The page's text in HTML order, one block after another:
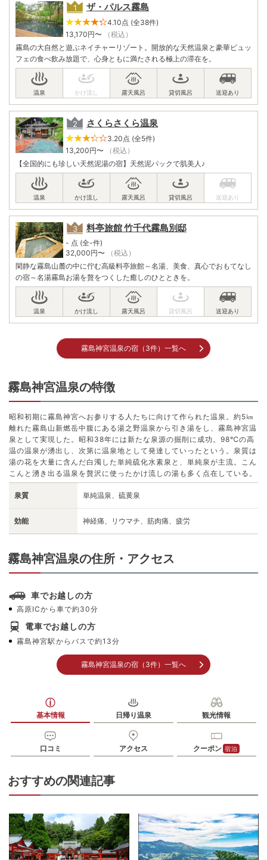
ザ・パルス霧島
4.10点 (全38件)
13,170円〜
（税込）
霧島の大自然と遊ぶネイチャーリゾート。開放的な天然温泉と豪華ビュッ
フェの食べ飲み放題で、心身ともに満たされる極上の滞在を。
さくらさくら温泉
3.20点 (全5件)
13,200円〜
（税込）
【全国的にも珍しい天然泥湯の宿】天然泥パックで肌美人♪
料亭旅館 竹千代霧島別邸
- 点 (全-件)
32,000円〜
（税込）
閑静な霧島山麓の中に佇む高級料亭旅館～名湯、美食、真心でおもてなし
の宿～名湯霧島お湯を贅をつくした癒しのひとときを。
霧島神宮温泉の宿（3件）一覧へ
霧島神宮温泉の特徴
昭和初期に霧島神宮へお参りする人たちに向けて作られた温泉。約5㎞
離れた霧島山新燃岳中腹にある湯之野温泉から引き湯をし、霧島神宮温
泉として実現した。昭和38年には新たな泉源の掘削に成功。98℃の高
温の温泉が湧出し、次第に温泉地として発達していったという。泉質は
湯の花を大量に含んだ白濁した単純硫化水素泉と、単純泉が主流。こん
こんと湧き出る温泉を贅沢に使ったかけ流しの湯も多く点在している。
泉質 単純温泉、硫黄泉
効能 神経痛、リウマチ、筋肉痛、疲労
霧島神宮温泉の住所・アクセス
車でお越しの方
高原ICから車で約30分
電車でお越しの方
霧島神宮駅からバスで約13分
霧島神宮温泉の宿（3件）一覧へ
基本情報 日帰り温泉 観光情報
口コミ アクセス クーポン 宿泊
おすすめの関連記事